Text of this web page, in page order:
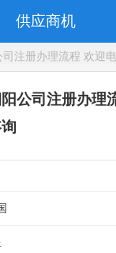
供应商机
注册办理流程 欢迎
公司注册办理